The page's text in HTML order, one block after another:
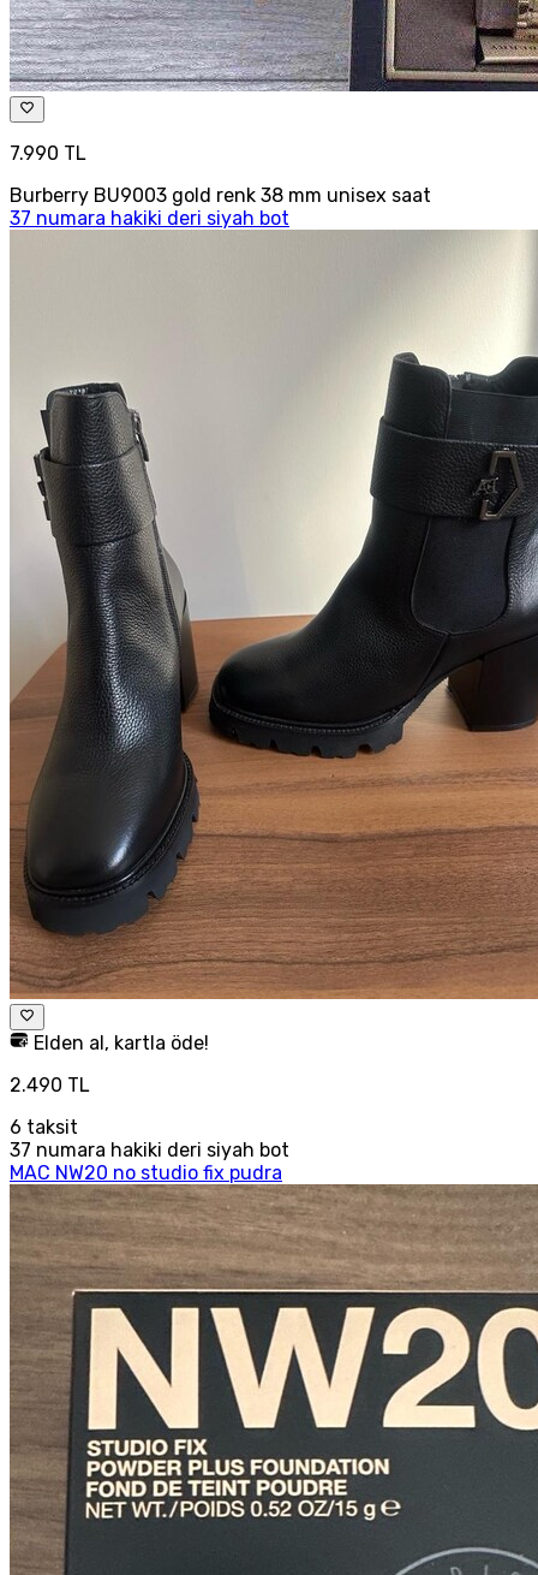
7.990 TL
Burberry BU9003 gold renk 38 mm unisex saat
37 numara hakiki deri siyah bot
Elden al, kartla öde!
2.490 TL
6 taksit
37 numara hakiki deri siyah bot
MAC NW20 no studio fix pudra